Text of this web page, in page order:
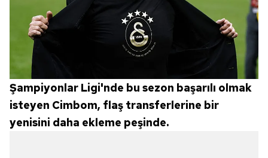
Şampiyonlar Ligi'nde bu sezon başarılı olmak
isteyen Cimbom, flaş transferlerine bir
yenisini daha ekleme peşinde.